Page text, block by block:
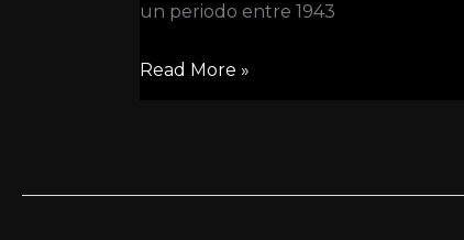
un periodo entre 1943
Read More »